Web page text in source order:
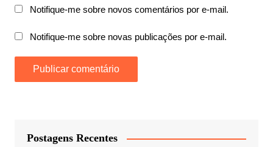
Notifique-me sobre novos comentários por e-mail.
Notifique-me sobre novas publicações por e-mail.
Postagens Recentes